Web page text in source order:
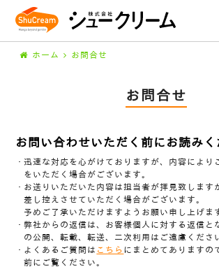
ホーム お問合せ
お問合せ
お問い合わせいただく前にお読みく
迅速な対応を心がけておりますが、内容により
をいただく場合がございます。
お送りいただいた内容は担当者が拝見致します
差し控えさせていただく場合がございます。
予めご了承いただけますようお願い申し上げま
弊社からの返信は、お客様個人に対する返信と
の公開、転載、転送、二次利用はご遠慮くださ
よくあるご質問は こちらにまとめてありますの
前にご覧ください。